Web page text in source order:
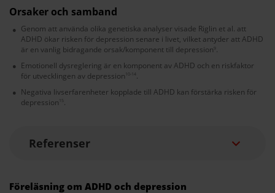
Orsaker och samband
Genom att använda olika genetiska analyser visade Riglin et al. att
ADHD ökar risken för depression senare i livet, vilket antyder att ADHD
är en vanlig bidragande orsak/komponent till depression .
Emotionell dysreglering är en komponent av ADHD och en riskfaktor
för utvecklingen av depression
10-14 .
Negativa livserfarenheter kopplade till ADHD kan förstärka risken för
depression 15 .
Referenser
Föreläsning om ADHD och depression